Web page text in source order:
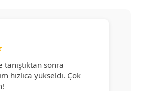
tanıştıktan sonra
hızlıca yükseldi. Çok